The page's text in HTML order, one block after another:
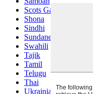
Scots Gaelic
Shona
Sindhi
Sundanese
Swahili
Tajik
Tamil
Telugu
Thai
Ukrainian